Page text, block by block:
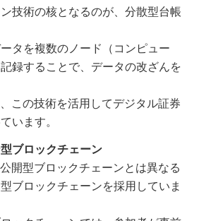
技術の核となるのが、分散型台帳
タを複数のノード（コンピュー
録することで、データの改ざんを
この技術を活用してデジタル証券
います。
ブロックチェーン
開型ブロックチェーンとは異なる
ブロックチェーンを採用していま